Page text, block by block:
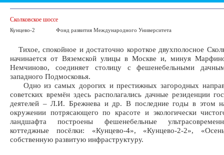
Сколковское шоссе
Кунцево-2 Фонд развития Международного Университета
Тихое, спокойное и достаточно короткое двухполосное
начинается от Вяземской улицы в Москве и, минуя
Немчиново, соединяет столицу с фешенебельными
западного Подмосковья.
Одно из самых дорогих и престижных загородных
советских времён здесь располагались дачные резиденции
деятелей – Л.И. Брежнева и др. В последние годы в этом
окружении потрясающего по красоте и экологически
ландшафта построены фешенебельные
коттеджные посёлки: «Кунцево-4», «Кунцево-2-2»,
собственную развитую инфраструктуру.